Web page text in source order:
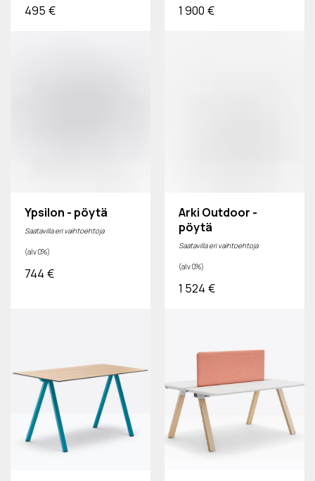
495 € 1 900 €
Ypsilon - pöytä
Saatavilla eri vaihtoehtoja
(alv 0%)
744 €
Arki Outdoor -
pöytä
Saatavilla eri vaihtoehtoja
(alv 0%)
1 524 €